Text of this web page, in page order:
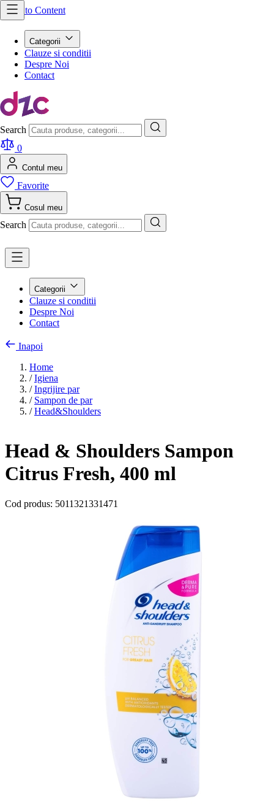
Skip to Content
Categorii
Clauze si conditii
Despre Noi
Contact
Search
0
Contul meu
Favorite
Cosul meu
Search
Categorii
Clauze si conditii
Despre Noi
Contact
Inapoi
Home
/ Igiena
/ Ingrijire par
/ Sampon de par
/ Head&Shoulders
Head & Shoulders Sampon
Citrus Fresh, 400 ml
Cod produs: 5011321331471